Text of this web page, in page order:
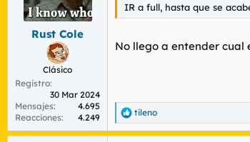
Rust Cole
Clásico
Registro
30 Mar 2024
Mensajes
4.695
Reacciones
4.249
IR a full, hasta que se
No llego a entender cual
R
e
tileno